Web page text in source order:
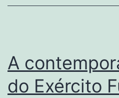
A
do Exército